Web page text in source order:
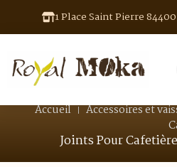
1 Place Saint Pierre
Accueil Accessoires et
Joints Pour